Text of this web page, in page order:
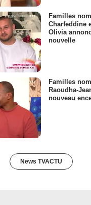
Familles
Charfeddine
Olivia
nouvelle
Familles
Raoudha-
nouveau
News TVACTU